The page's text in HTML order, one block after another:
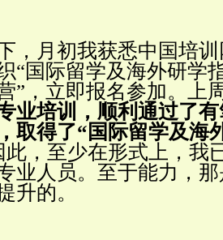
，月初我获悉中国培
“国际留学及海外研学
”，立即报名参加。 上
业培训，顺利通过了
取得了“国际留学及海
此，至少在形式上，我
业人员。 至于能力，
升的。